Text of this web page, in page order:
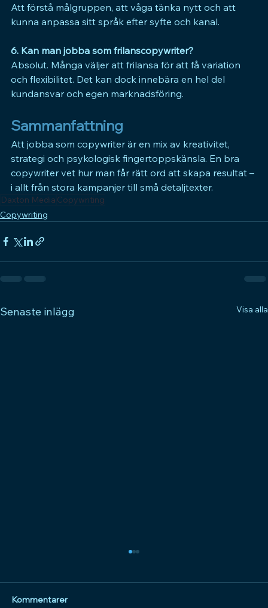
Att förstå målgruppen, att våga tänka nytt och att
kunna anpassa sitt språk efter syfte och kanal.
6. Kan man jobba som frilanscopywriter?
Absolut. Många väljer att frilansa för att få variation
och flexibilitet. Det kan dock innebära en hel del
kundansvar och egen marknadsföring.
Sammanfattning
Att jobba som copywriter är en mix av kreativitet,
strategi och psykologisk fingertoppskänsla. En bra
copywriter vet hur man får rätt ord att skapa resultat –
i allt från stora kampanjer till små detaljtexter.
Daxton Media Copywriting
Copywriting
Senaste inlägg Visa alla
Kommentarer